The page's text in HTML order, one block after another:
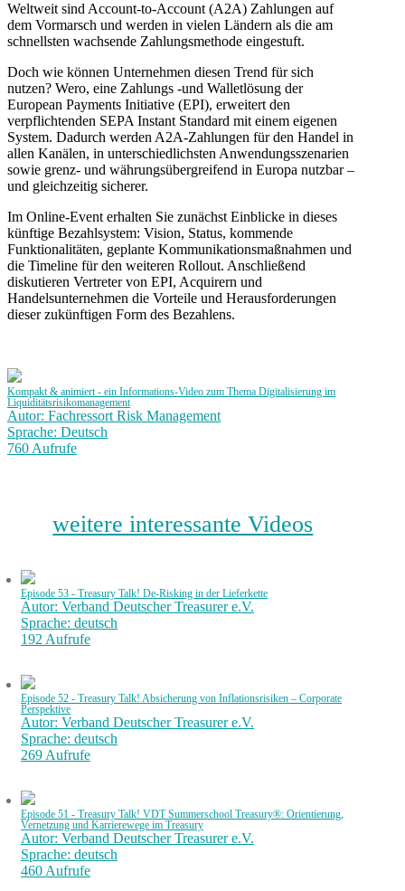
Weltweit sind Account-to-Account (A2A) Zahlungen auf
dem Vormarsch und werden in vielen Ländern als die am
schnellsten wachsende Zahlungsmethode eingestuft.
Doch wie können Unternehmen diesen Trend für sich
nutzen? Wero, eine Zahlungs -und Walletlösung der
European Payments Initiative (EPI), erweitert den
verpflichtenden SEPA Instant Standard mit einem eigenen
System. Dadurch werden A2A-Zahlungen für den Handel in
allen Kanälen, in unterschiedlichsten Anwendungsszenarien
sowie grenz- und währungsübergreifend in Europa nutzbar –
und gleichzeitig sicherer.
Im Online-Event erhalten Sie zunächst Einblicke in dieses
künftige Bezahlsystem: Vision, Status, kommende
Funktionalitäten, geplante Kommunikationsmaßnahmen und
die Timeline für den weiteren Rollout. Anschließend
diskutieren Vertreter von EPI, Acquirern und
Handelsunternehmen die Vorteile und Herausforderungen
dieser zukünftigen Form des Bezahlens.
Kompakt & animiert - ein Informations-Video zum Thema Digitalisierung im
Liquiditätsrisikomanagement
Autor: Fachressort Risk Management
Sprache: Deutsch
760 Aufrufe
weitere interessante Videos
Episode 53 - Treasury Talk! De-Risking in der Lieferkette
Autor: Verband Deutscher Treasurer e.V.
Sprache: deutsch
192 Aufrufe
Episode 52 - Treasury Talk! Absicherung von Inflationsrisiken – Corporate
Perspektive
Autor: Verband Deutscher Treasurer e.V.
Sprache: deutsch
269 Aufrufe
Episode 51 - Treasury Talk! VDT Summerschool Treasury®: Orientierung,
Vernetzung und Karrierewege im Treasury
Autor: Verband Deutscher Treasurer e.V.
Sprache: deutsch
460 Aufrufe